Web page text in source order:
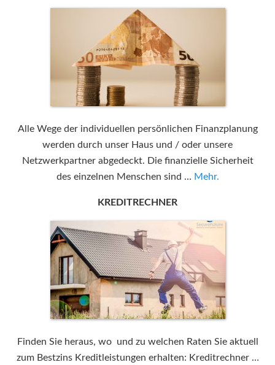
Alle Wege der individuellen persönlichen Finanzplanung
werden durch unser Haus und / oder unsere
Netzwerkpartner abgedeckt. Die finanzielle Sicherheit
des einzelnen Menschen sind … Mehr.
KREDITRECHNER
Finden Sie heraus, wo und zu welchen Raten Sie aktuell
zum Bestzins Kreditleistungen erhalten: Kreditrechner …